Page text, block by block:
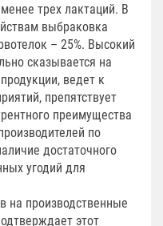
трех лактаций. В
выбраковка
– 25%. Высокий
сказывается на
ведет к
препятствует
преимущества
по
достаточного
угодий для
на производственные
этот